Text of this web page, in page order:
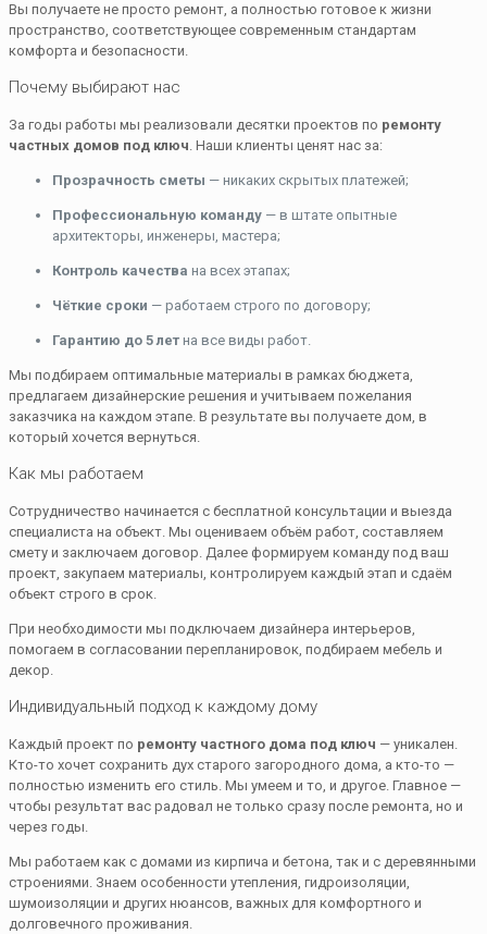
Вы получаете не просто ремонт, а полностью готовое к жизни
пространство, соответствующее современным стандартам
комфорта и безопасности.
Почему выбирают нас
За годы работы мы реализовали десятки проектов по ремонту
частных домов под ключ. Наши клиенты ценят нас за:
Прозрачность сметы — никаких скрытых платежей;
Профессиональную команду — в штате опытные
архитекторы, инженеры, мастера;
Контроль качества на всех этапах;
Чёткие сроки — работаем строго по договору;
Гарантию до 5 лет на все виды работ.
Мы подбираем оптимальные материалы в рамках бюджета,
предлагаем дизайнерские решения и учитываем пожелания
заказчика на каждом этапе. В результате вы получаете дом, в
который хочется вернуться.
Как мы работаем
Сотрудничество начинается с бесплатной консультации и выезда
специалиста на объект. Мы оцениваем объём работ, составляем
смету и заключаем договор. Далее формируем команду под ваш
проект, закупаем материалы, контролируем каждый этап и сдаём
объект строго в срок.
При необходимости мы подключаем дизайнера интерьеров,
помогаем в согласовании перепланировок, подбираем мебель и
декор.
Индивидуальный подход к каждому дому
Каждый проект по ремонту частного дома под ключ — уникален.
Кто-то хочет сохранить дух старого загородного дома, а кто-то —
полностью изменить его стиль. Мы умеем и то, и другое. Главное —
чтобы результат вас радовал не только сразу после ремонта, но и
через годы.
Мы работаем как с домами из кирпича и бетона, так и с деревянными
строениями. Знаем особенности утепления, гидроизоляции,
шумоизоляции и других нюансов, важных для комфортного и
долговечного проживания.